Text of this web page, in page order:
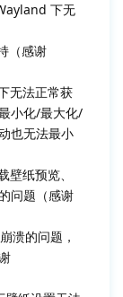
下无
（感谢
无法正常获
小化/最大化/
也无法最小
纸预览、
问题（感谢
溃的问题，